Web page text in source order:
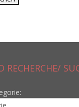
RECHERCHE/